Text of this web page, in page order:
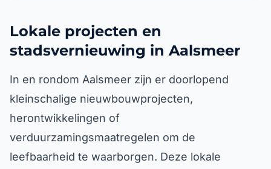
Lokale projecten en
stadsvernieuwing in Aalsmeer
In en rondom Aalsmeer zijn er doorlopend
kleinschalige nieuwbouwprojecten,
herontwikkelingen of
verduurzamingsmaatregelen om de
leefbaarheid te waarborgen. Deze lokale